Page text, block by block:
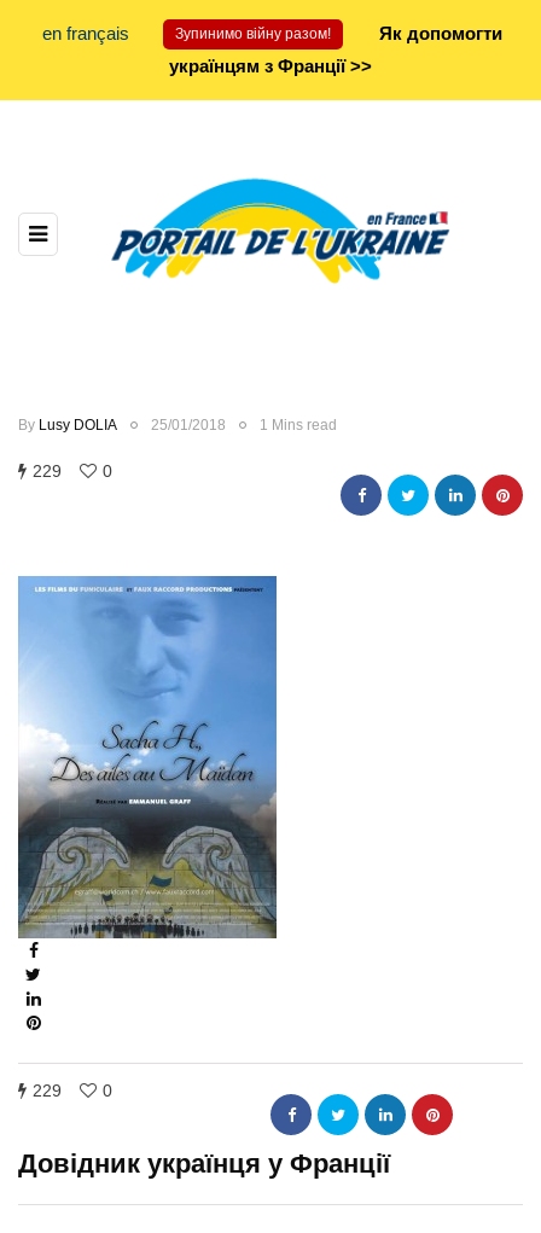
en français Зупинимо війну разом!
Як допомогти
українцям з Франції >>
By Lusy DOLIA 25/01/2018 1 Mins read
229 0
229 0
Довідник українця у Франції